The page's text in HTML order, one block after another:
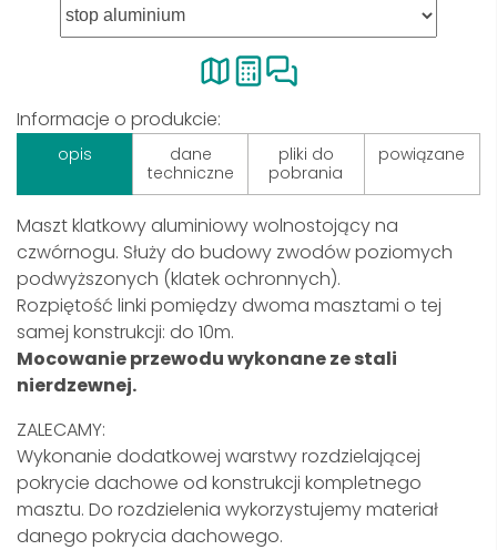
Informacje o produkcie:
opis
dane
techniczne
pliki do
pobrania
powiązane
Maszt klatkowy aluminiowy wolnostojący na
czwórnogu. Służy do budowy zwodów poziomych
podwyższonych (klatek ochronnych).
Rozpiętość linki pomiędzy dwoma masztami o tej
samej konstrukcji: do 10m.
Mocowanie przewodu wykonane ze stali
nierdzewnej.
ZALECAMY:
Wykonanie dodatkowej warstwy rozdzielającej
pokrycie dachowe od konstrukcji kompletnego
masztu. Do rozdzielenia wykorzystujemy materiał
danego pokrycia dachowego.